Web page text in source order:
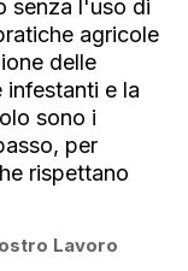
senza l'uso di
agricole
delle
e la
sono i
per
rispettano
Lavoro